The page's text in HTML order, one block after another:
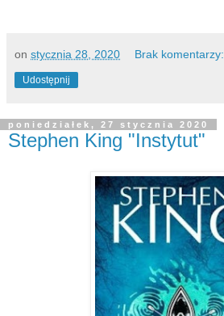
on stycznia 28, 2020 Brak komentarzy:
Udostępnij
poniedziałek, 27 stycznia 2020
Stephen King "Instytut"